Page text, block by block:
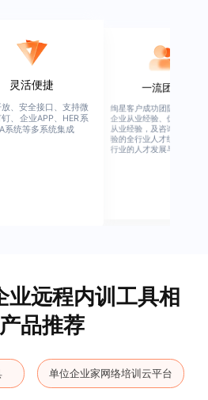
灵活便捷
、安全接口、支持微
、企业APP、HER系
系统等多系统集成
一流团队
绚星客户成功团队，由有多
企业从业经验、优秀培训机
从业经验，及咨询公司从业
验的全行业人才组成，涉猎
行业的人才发展与培养模块
远程内训工具相
品推荐
单位企业家网络培训云平台